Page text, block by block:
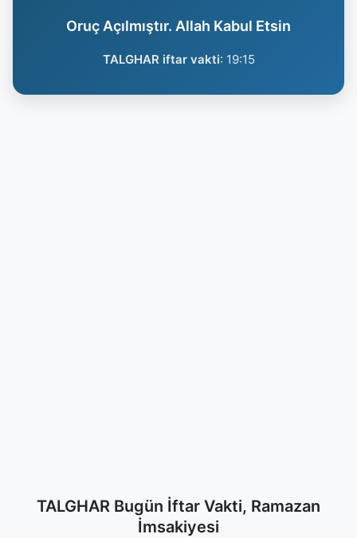
Oruç Açılmıştır. Allah Kabul Etsin
TALGHAR iftar vakti: 19:15
TALGHAR Bugün İftar Vakti, Ramazan
İmsakiyesi